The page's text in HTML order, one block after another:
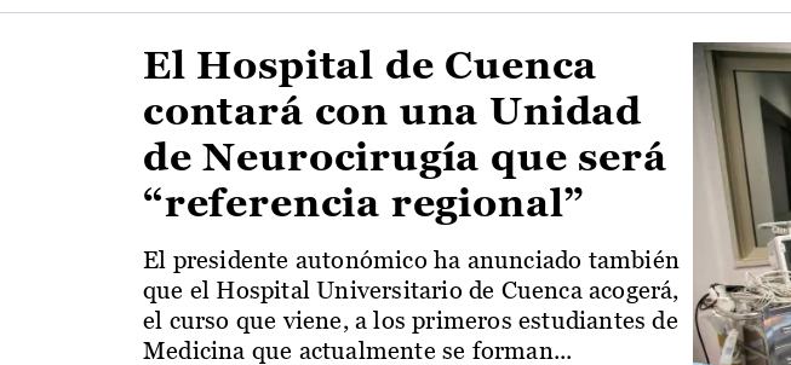
El Hospital de Cuenca
contará con una Unidad
de Neurocirugía que será
“referencia regional”
El presidente autonómico ha anunciado también
que el Hospital Universitario de Cuenca acogerá,
el curso que viene, a los primeros estudiantes de
Medicina que actualmente se forman...